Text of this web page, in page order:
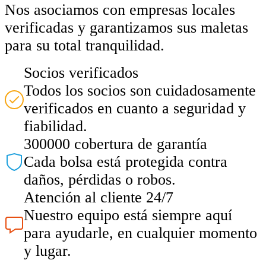
Nos asociamos con empresas locales
verificadas y garantizamos sus maletas
para su total tranquilidad.
Socios verificados
Todos los socios son cuidadosamente
verificados en cuanto a seguridad y
fiabilidad.
300000 cobertura de garantía
Cada bolsa está protegida contra
daños, pérdidas o robos.
Atención al cliente 24/7
Nuestro equipo está siempre aquí
para ayudarle, en cualquier momento
y lugar.